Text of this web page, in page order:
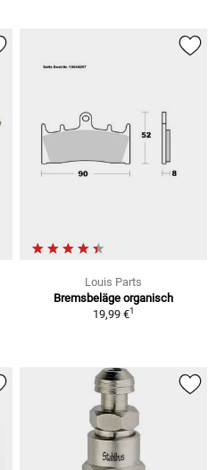
Louis Parts
Bremsbeläge organisch
19,99 €1